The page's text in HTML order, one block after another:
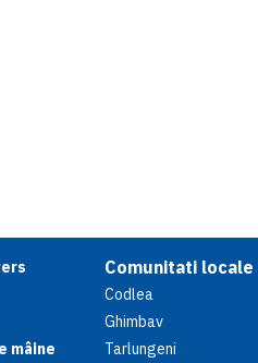
mâine
Comunitati locale
Codlea
Ghimbav
Tarlungeni